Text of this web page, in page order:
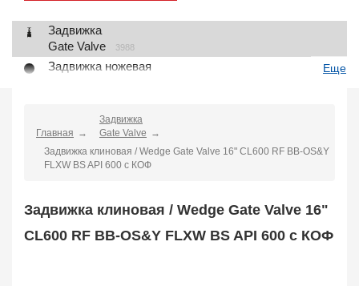
Задвижка
Gate Valve
3988
Задвижка ножевая
Globe Valve
2191
Клапан регулирующий
Control Valve
2
Клапан обратный
Еще
Главная
Задвижка
Gate Valve
Задвижка клиновая / Wedge Gate Valve 16" CL600 RF BB-OS&Y
FLXW BS API 600 с КОФ
Задвижка клиновая / Wedge Gate Valve 16"
CL600 RF BB-OS&Y FLXW BS API 600 с КОФ